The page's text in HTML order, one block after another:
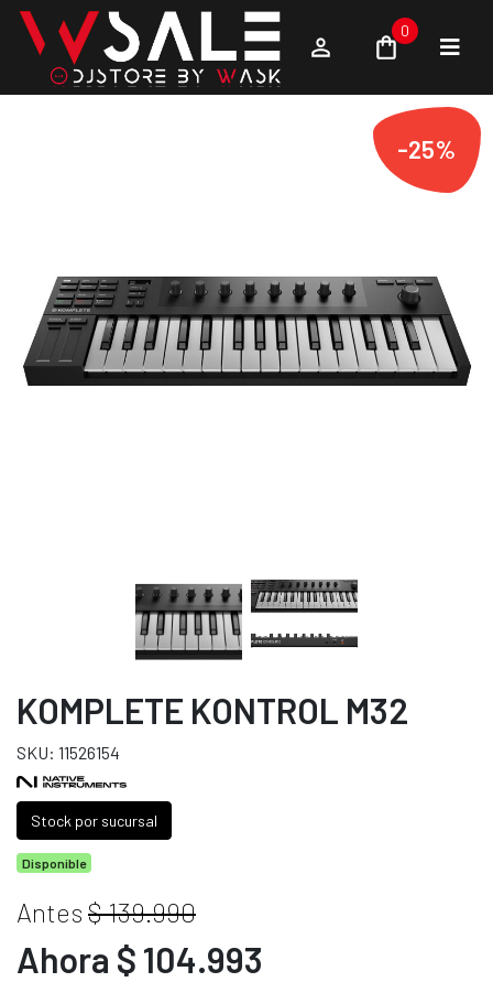
0
-25%
KOMPLETE KONTROL M32
SKU: 11526154
Stock por sucursal
Disponible
Antes $ 139.990
Ahora $ 104.993